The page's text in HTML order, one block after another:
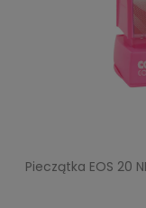
Pieczątka EOS 20